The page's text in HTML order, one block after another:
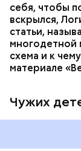
себя, чтобы
вскрылся,
статьи,
многодетной
схема и к
материале
Чужих
При поимке
автомат
кастеты,
и флаги с
литература, а
В средствах
«Параграфа-